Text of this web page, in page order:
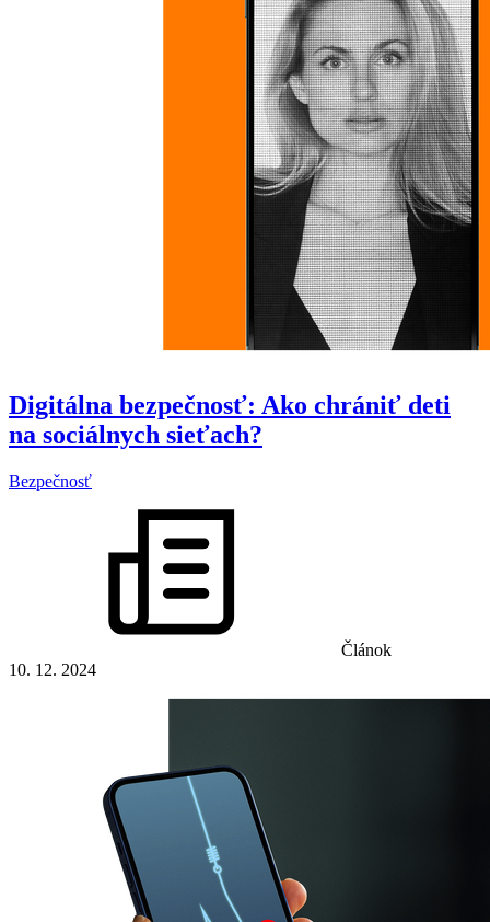
Digitálna bezpečnosť: Ako chrániť deti
na sociálnych sieťach?
Bezpečnosť
Článok
10. 12. 2024